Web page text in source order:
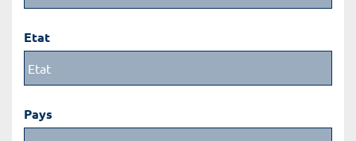
Etat
Pays